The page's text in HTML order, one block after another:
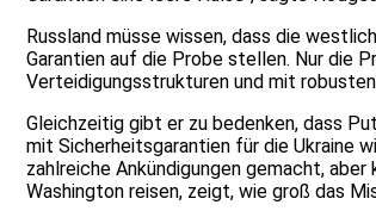
Russland müsse wissen, dass die
Garantien auf die Probe stellen. Nur die
Verteidigungsstrukturen und mit
Gleichzeitig gibt er zu bedenken, dass
mit Sicherheitsgarantien für die Ukraine
zahlreiche Ankündigungen gemacht,
Washington reisen, zeigt, wie groß das